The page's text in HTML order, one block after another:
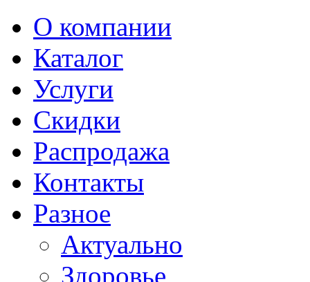
О компании
Каталог
Услуги
Скидки
Распродажа
Контакты
Разное
Актуально
Здоровье